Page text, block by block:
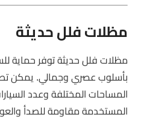
مظلات فلل حديثة
مظلات فلل حديثة توفر حماية
بأسلوب عصري وجمالي. يمكن
المساحات المختلفة وعدد
المستخدمة مقاومة للصدأ